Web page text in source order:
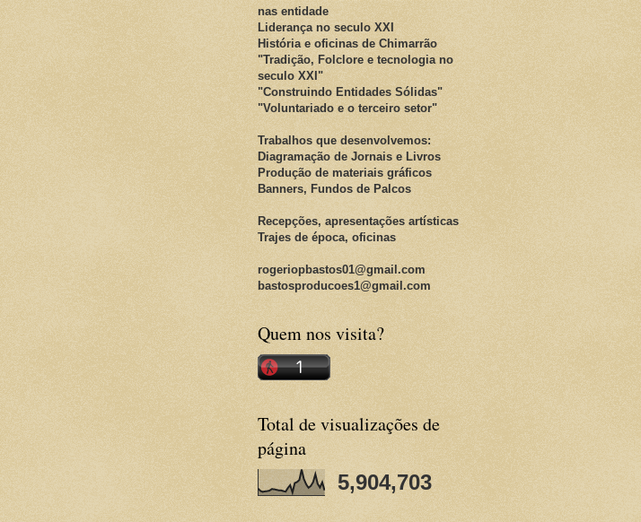
nas entidade
Liderança no seculo XXI
História e oficinas de Chimarrão
"Tradição, Folclore e tecnologia no
seculo XXI"
"Construindo Entidades Sólidas"
"Voluntariado e o terceiro setor"
Trabalhos que desenvolvemos:
Diagramação de Jornais e Livros
Produção de materiais gráficos
Banners, Fundos de Palcos
Recepções, apresentações artísticas
Trajes de época, oficinas
rogeriopbastos01@gmail.com
bastosproducoes1@gmail.com
Quem nos visita?
Total de visualizações de
página
5,904,703